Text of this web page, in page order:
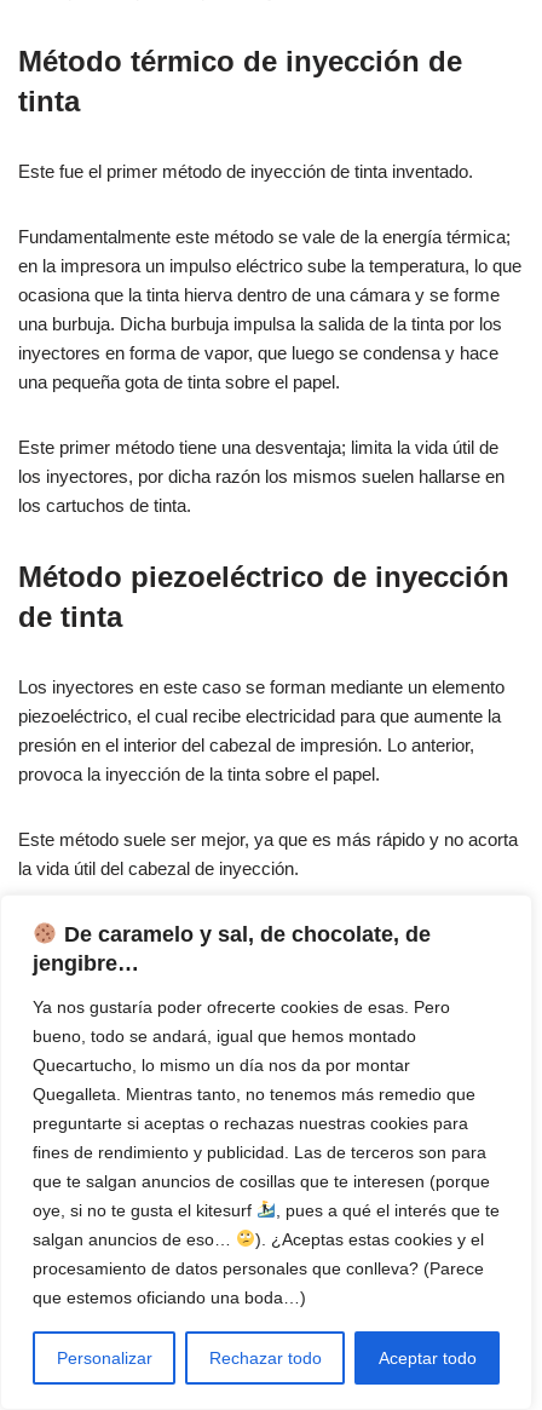
De caramelo y sal, de chocolate, de
jengibre…
Ya nos gustaría poder ofrecerte cookies de esas. Pero
bueno, todo se andará, igual que hemos montado
Quecartucho, lo mismo un día nos da por montar
Quegalleta. Mientras tanto, no tenemos más remedio que
preguntarte si aceptas o rechazas nuestras cookies para
fines de rendimiento y publicidad. Las de terceros son para
que te salgan anuncios de cosillas que te interesen (porque
oye, si no te gusta el kitesurf
, pues a qué el interés que te
salgan anuncios de eso…
). ¿Aceptas estas cookies y el
procesamiento de datos personales que conlleva? (Parece
que estemos oficiando una boda…)
Personalizar Rechazar todo Aceptar todo
Método térmico de inyección de
tinta
Este fue el primer método de inyección de tinta inventado.
Fundamentalmente este método se vale de la energía térmica;
en la impresora un impulso eléctrico sube la temperatura, lo que
ocasiona que la tinta hierva dentro de una cámara y se forme
una burbuja. Dicha burbuja impulsa la salida de la tinta por los
inyectores en forma de vapor, que luego se condensa y hace
una pequeña gota de tinta sobre el papel.
Este primer método tiene una desventaja; limita la vida útil de
los inyectores, por dicha razón los mismos suelen hallarse en
los cartuchos de tinta.
Método piezoeléctrico de inyección
de tinta
Los inyectores en este caso se forman mediante un elemento
piezoeléctrico, el cual recibe electricidad para que aumente la
presión en el interior del cabezal de impresión. Lo anterior,
provoca la inyección de la tinta sobre el papel.
Este método suele ser mejor, ya que es más rápido y no acorta
la vida útil del cabezal de inyección.
Ventajas y desventajas de
de tinta